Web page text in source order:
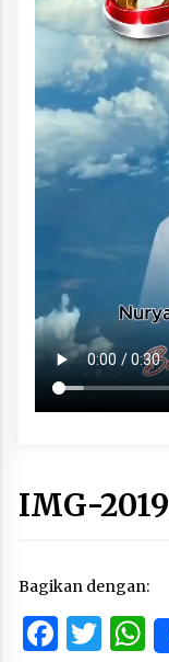
IMG-
Bagikan dengan: